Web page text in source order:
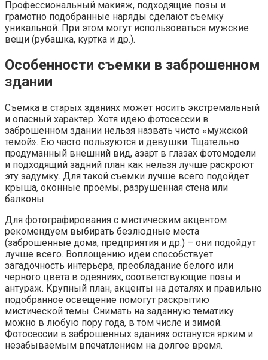
Профессиональный макияж, подходящие позы и
грамотно подобранные наряды сделают съемку
уникальной. При этом могут использоваться мужские
вещи (рубашка, куртка и др.).
Особенности съемки в заброшенном
здании
Съемка в старых зданиях может носить экстремальный
и опасный характер. Хотя идею фотосессии в
заброшенном здании нельзя назвать чисто «мужской
темой». Ею часто пользуются и девушки. Тщательно
продуманный внешний вид, азарт в глазах фотомодели
и подходящий задний план как нельзя лучше раскроют
эту задумку. Для такой съемки лучше всего подойдет
крыша, оконные проемы, разрушенная стена или
балконы.
Для фотографирования с мистическим акцентом
рекомендуем выбирать безлюдные места
(заброшенные дома, предприятия и др.) – они подойдут
лучше всего. Воплощению идеи способствует
загадочность интерьера, преобладание белого или
черного цвета в одеяниях, соответствующие позы и
антураж. Крупный план, акценты на деталях и правильно
подобранное освещение помогут раскрытию
мистической темы. Снимать на заданную тематику
можно в любую пору года, в том числе и зимой.
Фотосессии в заброшенных зданиях останутся ярким и
незабываемым впечатлением на долгое время.